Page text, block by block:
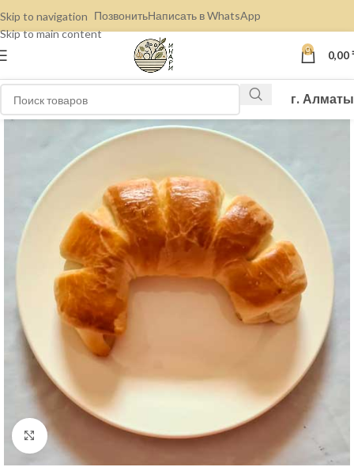
Skip to navigation
Skip to main content
ПозвонитьНаписать в WhatsApp
0 0,00
г. Алматы
Нажмите, чтобы увеличить